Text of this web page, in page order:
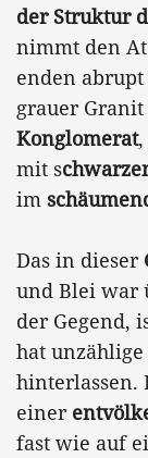
der Struktur
nimmt den
enden
grauer
Konglomerat,
mit s
im
Das in dieser
und Blei war
der Gegend,
hat
hinterlassen.
einer
fast wie auf